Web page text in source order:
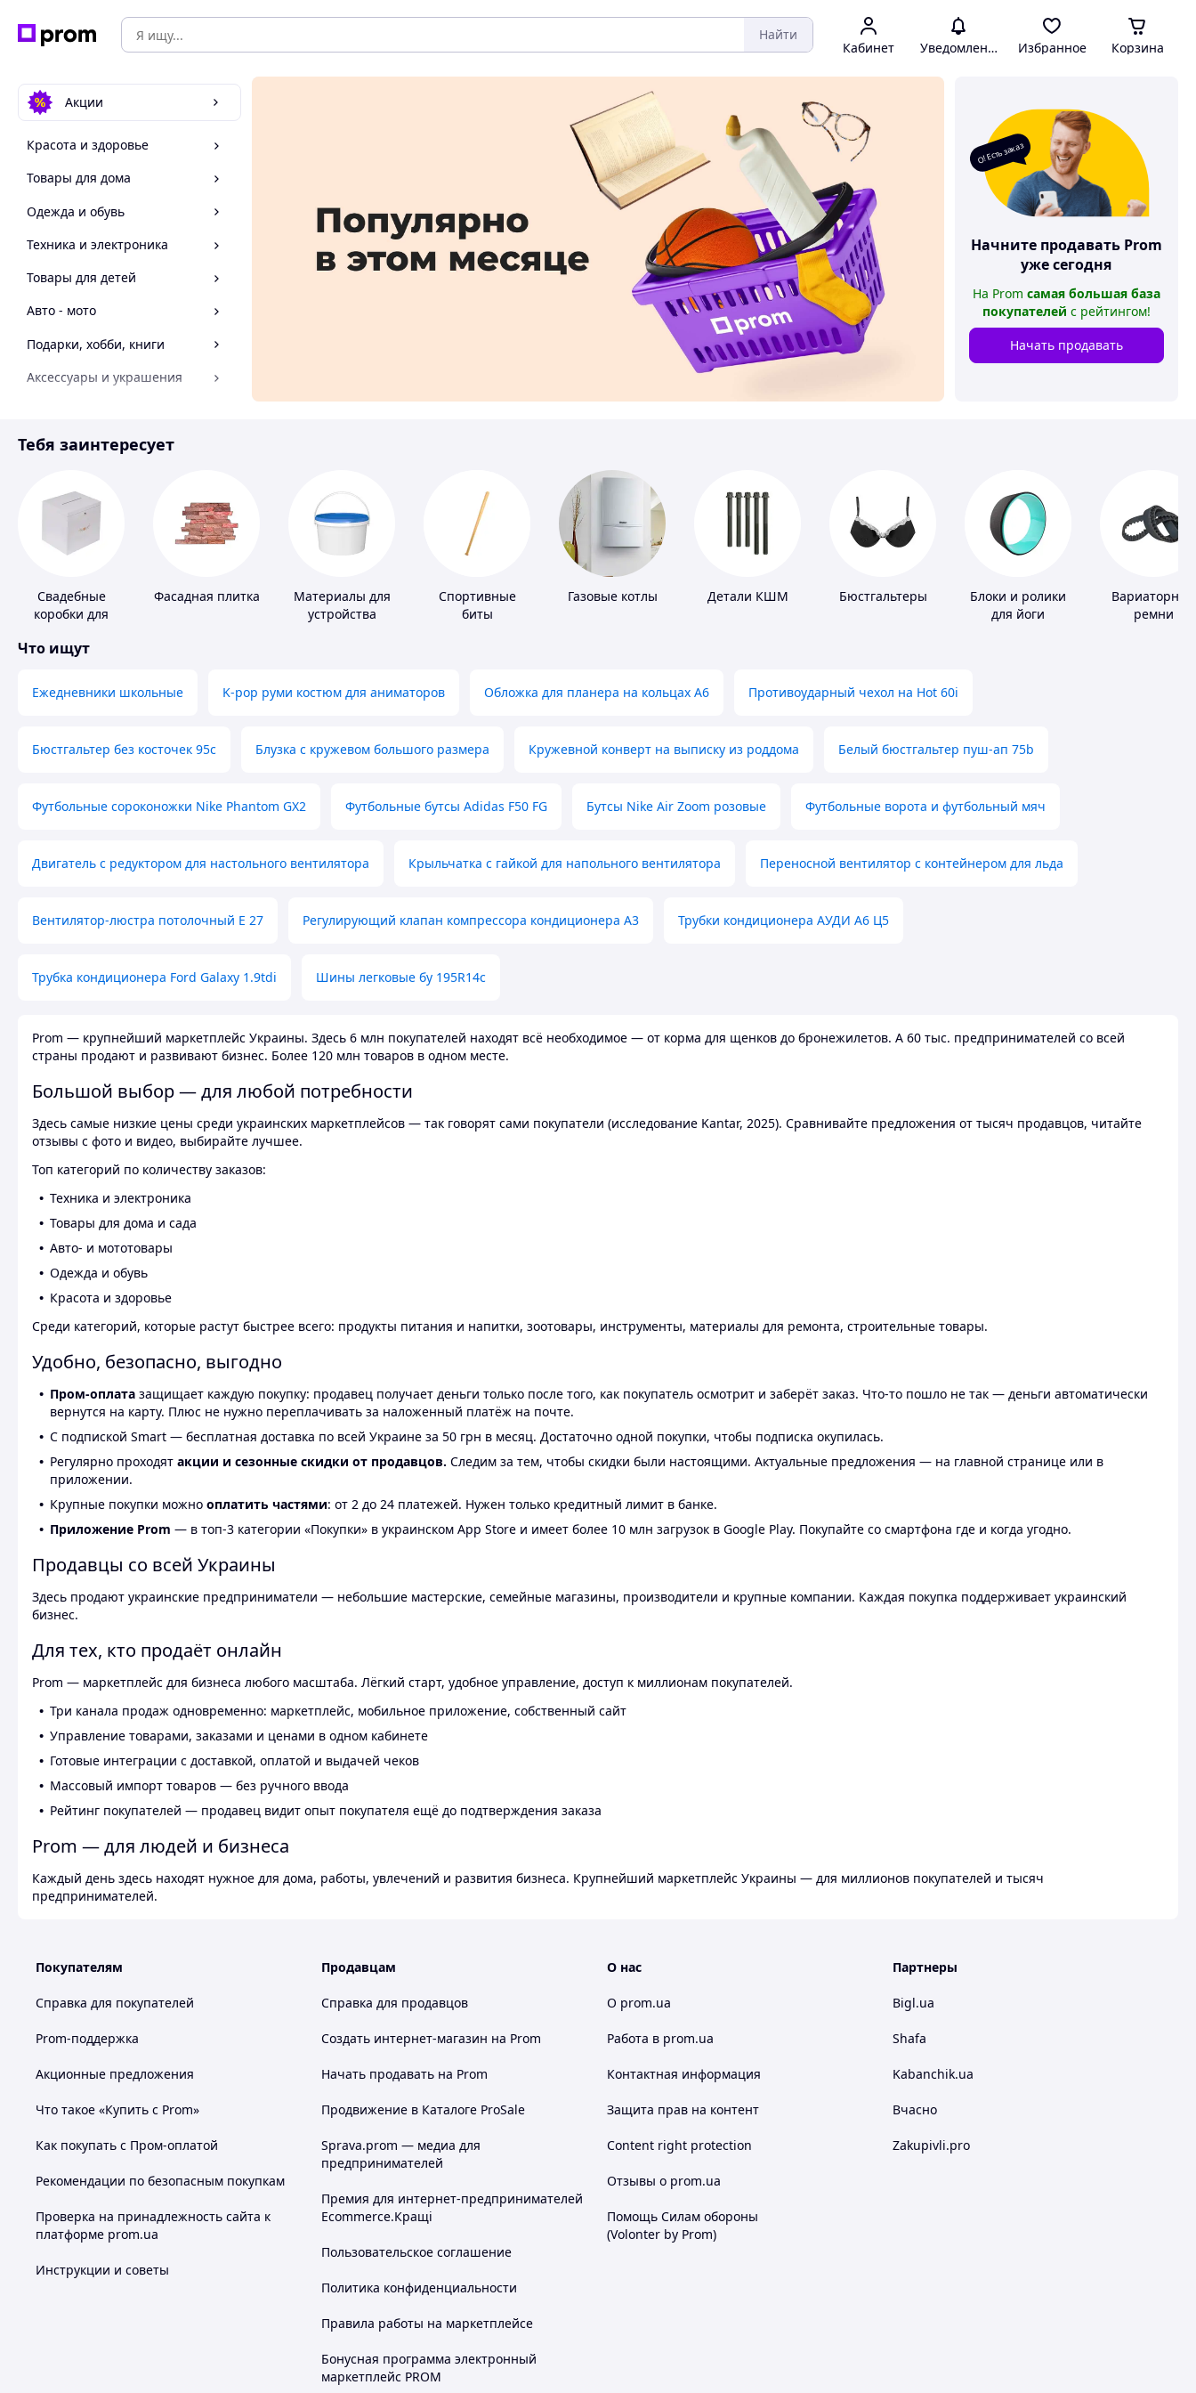
Найти
Кабинет Уведомления Избранное Корзина
Акции
Красота и здоровье
Товары для дома
Одежда и обувь
Техника и электроника
Товары для детей
Авто - мото
Подарки, хобби, книги
Аксессуары и украшения
Спорт и отдых
О! Есть заказ
Начните продавать Prom
уже сегодня
На Prom самая большая база
покупателей с рейтингом!
Начать продавать
Тебя заинтересует
Свадебные
коробки для
Фасадная плитка
Материалы для
устройства
Спортивные
биты
Газовые котлы Детали КШМ Бюстгальтеры
Блоки и ролики
для йоги
Вариаторные
ремни
Что ищут
Ежедневники школьные K-pop руми костюм для аниматоров Обложка для планера на кольцах А6 Противоударный чехол на Hot 60i
Бюстгальтер без косточек 95с Блузка с кружевом большого размера Кружевной конверт на выписку из роддома Белый бюстгальтер пуш-ап 75b
Футбольные сороконожки Nike Phantom GX2 Футбольные бутсы Adidas F50 FG Бутсы Nike Air Zoom розовые Футбольные ворота и футбольный мяч
Двигатель с редуктором для настольного вентилятора Крыльчатка с гайкой для напольного вентилятора Переносной вентилятор с контейнером для льда
Вентилятор-люстра потолочный E 27 Регулирующий клапан компрессора кондиционера А3 Трубки кондиционера АУДИ А6 Ц5
Трубка кондиционера Ford Galaxy 1.9tdi Шины легковые бу 195R14c
Prom — крупнейший маркетплейс Украины. Здесь 6 млн покупателей находят всё необходимое — от корма для щенков до бронежилетов. А 60 тыс. предпринимателей со всей
страны продают и развивают бизнес. Более 120 млн товаров в одном месте.
Большой выбор — для любой потребности
Здесь самые низкие цены среди украинских маркетплейсов — так говорят сами покупатели (исследование Kantar, 2025). Сравнивайте предложения от тысяч продавцов, читайте
отзывы с фото и видео, выбирайте лучшее.
Топ категорий по количеству заказов:
Техника и электроника
Товары для дома и сада
Авто- и мототовары
Одежда и обувь
Красота и здоровье
Среди категорий, которые растут быстрее всего: продукты питания и напитки, зоотовары, инструменты, материалы для ремонта, строительные товары.
Удобно, безопасно, выгодно
Пром-оплата защищает каждую покупку: продавец получает деньги только после того, как покупатель осмотрит и заберёт заказ. Что-то пошло не так — деньги автоматически
вернутся на карту. Плюс не нужно переплачивать за наложенный платёж на почте.
С подпиской Smart — бесплатная доставка по всей Украине за 50 грн в месяц. Достаточно одной покупки, чтобы подписка окупилась.
Регулярно проходят акции и сезонные скидки от продавцов. Следим за тем, чтобы скидки были настоящими. Актуальные предложения — на главной странице или в
приложении.
Крупные покупки можно оплатить частями: от 2 до 24 платежей. Нужен только кредитный лимит в банке.
Приложение Prom — в топ-3 категории «Покупки» в украинском App Store и имеет более 10 млн загрузок в Google Play. Покупайте со смартфона где и когда угодно.
Продавцы со всей Украины
Здесь продают украинские предприниматели — небольшие мастерские, семейные магазины, производители и крупные компании. Каждая покупка поддерживает украинский
бизнес.
Для тех, кто продаёт онлайн
Prom — маркетплейс для бизнеса любого масштаба. Лёгкий старт, удобное управление, доступ к миллионам покупателей.
Три канала продаж одновременно: маркетплейс, мобильное приложение, собственный сайт
Управление товарами, заказами и ценами в одном кабинете
Готовые интеграции с доставкой, оплатой и выдачей чеков
Массовый импорт товаров — без ручного ввода
Рейтинг покупателей — продавец видит опыт покупателя ещё до подтверждения заказа
Prom — для людей и бизнеса
Каждый день здесь находят нужное для дома, работы, увлечений и развития бизнеса. Крупнейший маркетплейс Украины — для миллионов покупателей и тысяч
предпринимателей.
Покупателям
Справка для покупателей
Prom-поддержка
Акционные предложения
Что такое «Купить с Prom»
Как покупать с Пром-оплатой
Рекомендации по безопасным покупкам
Проверка на принадлежность сайта к
платформе prom.ua
Инструкции и советы
Продавцам
Справка для продавцов
Создать интернет-магазин на Prom
Начать продавать на Prom
Продвижение в Каталоге ProSale
Sprava.prom — медиа для
предпринимателей
Премия для интернет-предпринимателей
Ecommerce.Кращі
Пользовательское соглашение
Политика конфиденциальности
Правила работы на маркетплейсе
Бонусная программа электронный
маркетплейс PROM
О нас
О prom.ua
Работа в prom.ua
Контактная информация
Защита прав на контент
Content right protection
Отзывы о prom.ua
Помощь Силам обороны
(Volonter by Prom)
Партнеры
Bigl.ua
Shafa
Kabanchik.ua
Вчасно
Zakupivli.pro